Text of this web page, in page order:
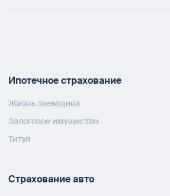
Ипотечное страхование
Жизнь заемщика
Залоговое имущество
Титул
Страхование авто